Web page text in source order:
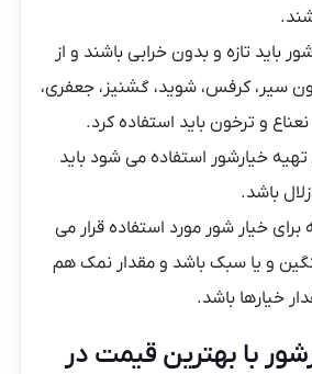
باید تازه و بدون خرابی باشند و از
سیر، کرفس، شوید، گشنیز، جعفری،
و ترخون باید استفاده کرد.
خیارشور استفاده می شود باید
باشد.
خیار شور مورد استفاده قرار می
و یا سبک باشد و مقدار نمک هم
خیارها باشد.
با بهترین قیمت در